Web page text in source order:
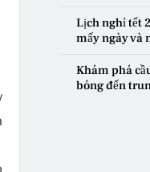
Lịch nghỉ tết
mấy ngày và
Khám phá
bóng đến